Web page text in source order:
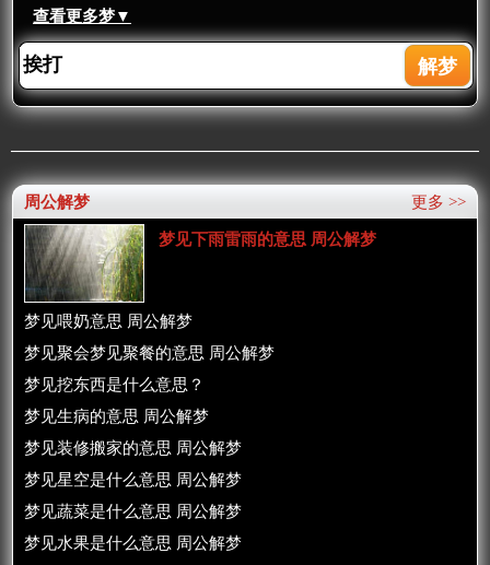
查看更多梦▼
更多 >>
周公解梦
梦见下雨雷雨的意思 周公解梦
梦见喂奶意思 周公解梦
梦见聚会梦见聚餐的意思 周公解梦
梦见挖东西是什么意思？
梦见生病的意思 周公解梦
梦见装修搬家的意思 周公解梦
梦见星空是什么意思 周公解梦
梦见蔬菜是什么意思 周公解梦
梦见水果是什么意思 周公解梦